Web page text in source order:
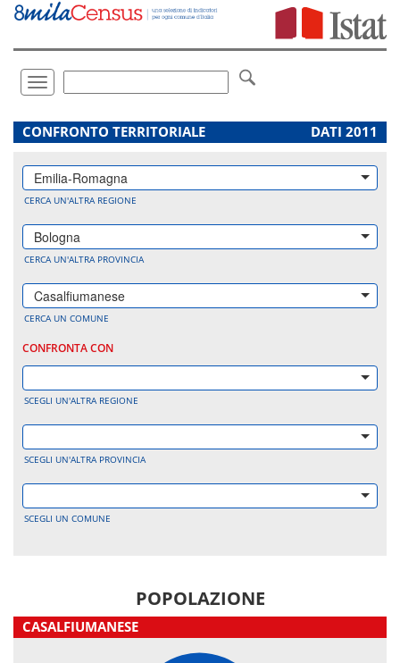
Vai
direttamente
Toggle
navigation
.
CONFRONTO TERRITORIALE DATI 2011
Emilia-Romagna
CERCA UN'ALTRA REGIONE
Bologna
CERCA UN'ALTRA PROVINCIA
Casalfiumanese
CERCA UN COMUNE
CONFRONTA CON
SCEGLI UN'ALTRA REGIONE
SCEGLI UN'ALTRA PROVINCIA
SCEGLI UN COMUNE
POPOLAZIONE
CASALFIUMANESE